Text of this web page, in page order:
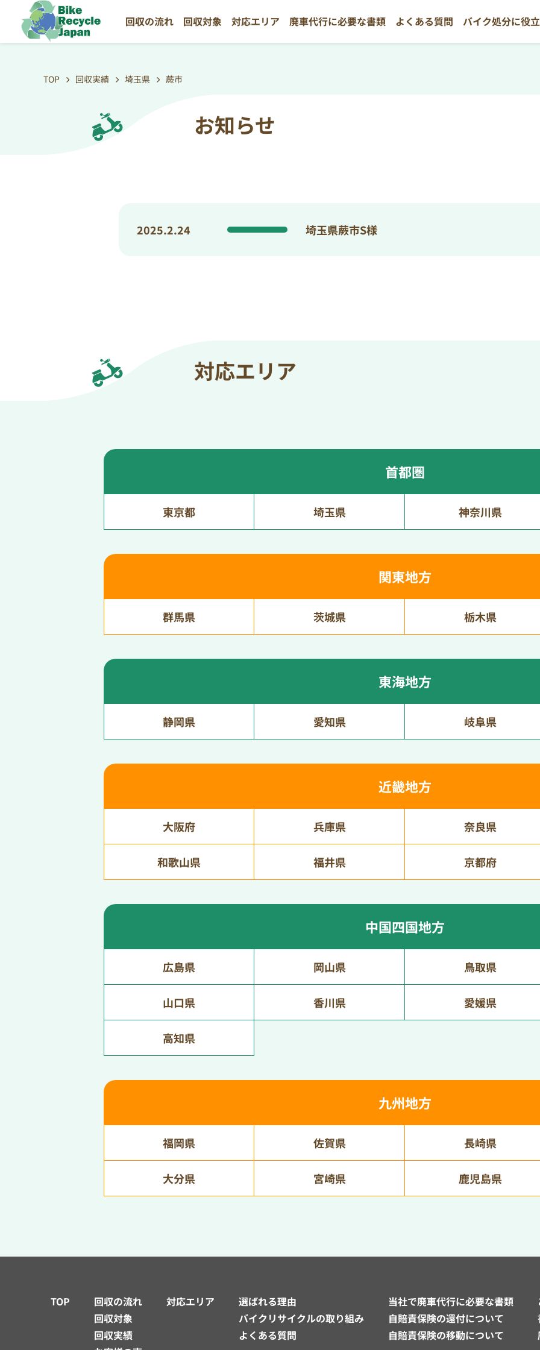
回収の流れ 回収対象 対応エリア 廃車代行に必要な書類 よくある質問 バイク処分に役
TOP 回収実績 埼玉県 蕨市
お知らせ
2025.2.24 埼玉県蕨市S様
対応エリア
首都圏
東京都 埼玉県 神奈川県
関東地方
群馬県 茨城県 栃木県
東海地方
静岡県 愛知県 岐阜県
近畿地方
大阪府 兵庫県 奈良県
和歌山県 福井県 京都府
中国四国地方
広島県 岡山県 鳥取県
山口県 香川県 愛媛県
高知県
九州地方
福岡県 佐賀県 長崎県
大分県 宮崎県 鹿児島県
TOP
回収の流れ
回収対象
回収実績
対応エリア
選ばれる理由
バイクリサイクルの取り組み
よくある質問
当社で廃車代行に必要な書類
自賠責保険の還付について
自賠責保険の移動について